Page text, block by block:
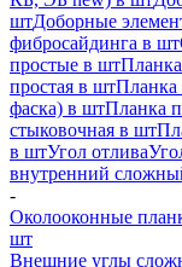
штДоборные
фибросайдинга в шт
простые в шт
простая в штПланка
фаска) в штПланка
стыковочная в шт
в штУгол отлива
внутренний
-
Околооконные
шт
Внешние углы